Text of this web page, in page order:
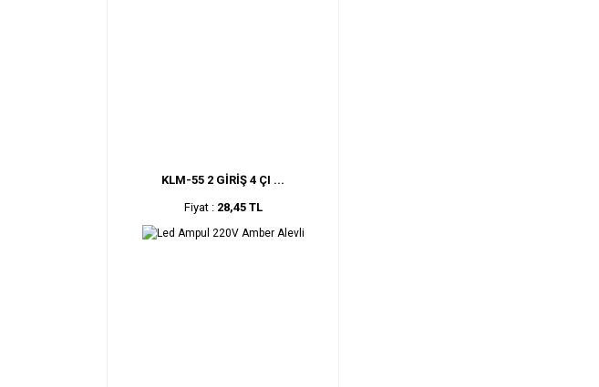
KLM-55 2 GİRİŞ 4 ÇI ...
Fiyat : 28,45 TL